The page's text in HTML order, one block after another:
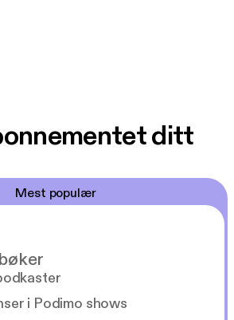
ditt
Mest populær
i Podimo shows